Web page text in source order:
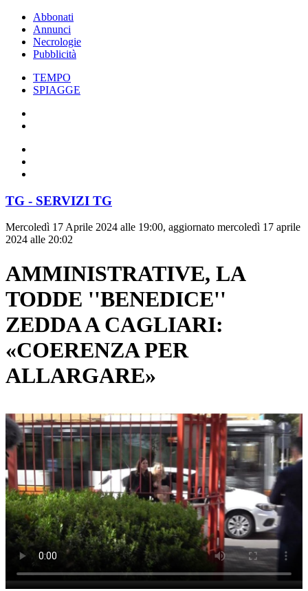
Abbonati
Annunci
Necrologie
Pubblicità
TEMPO
SPIAGGE
TG - SERVIZI TG
Mercoledì 17 Aprile 2024 alle 19:00, aggiornato mercoledì 17 aprile
2024 alle 20:02
AMMINISTRATIVE, LA
TODDE ''BENEDICE''
ZEDDA A CAGLIARI:
«COERENZA PER
ALLARGARE»